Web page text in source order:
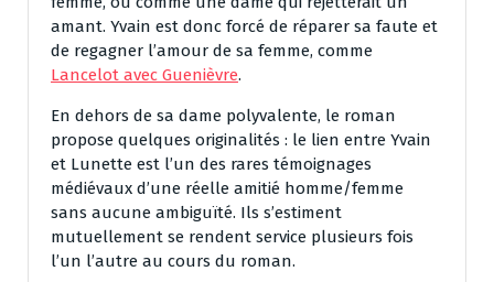
amant. Yvain est donc forcé de réparer sa faute et
de regagner l’amour de sa femme, comme
Lancelot avec Guenièvre.
En dehors de sa dame polyvalente, le roman
propose quelques originalités : le lien entre Yvain
et Lunette est l’un des rares témoignages
médiévaux d’une réelle amitié homme/femme
sans aucune ambiguïté. Ils s’estiment
mutuellement se rendent service plusieurs fois
l’un l’autre au cours du roman.